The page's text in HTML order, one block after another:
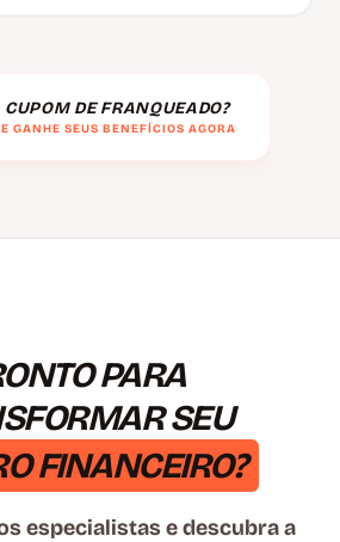
CUPOM DE FRANQUEADO?
GANHE SEUS BENEFÍCIOS AGORA
PARA
SEU
FINANCEIRO?
especialistas e descubra a